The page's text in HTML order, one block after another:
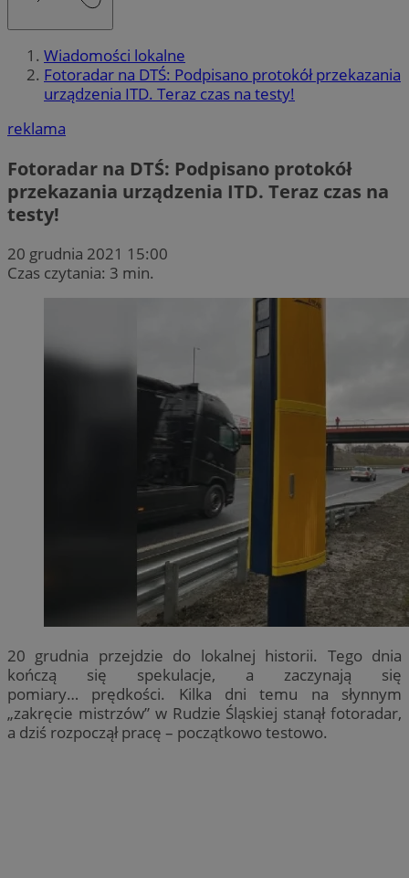
Wiadomości lokalne
Fotoradar na DTŚ: Podpisano protokół przekazania
urządzenia ITD. Teraz czas na testy!
reklama
Fotoradar na DTŚ: Podpisano protokół
przekazania urządzenia ITD. Teraz czas na
testy!
20 grudnia 2021 15:00
Czas czytania: 3 min.
20 grudnia przejdzie do lokalnej historii. Tego dnia
kończą się spekulacje, a zaczynają się
pomiary… prędkości. Kilka dni temu na słynnym
„zakręcie mistrzów” w Rudzie Śląskiej stanął fotoradar,
a dziś rozpoczął pracę – początkowo testowo.